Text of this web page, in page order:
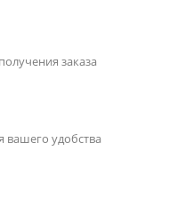
заказа
вашего удобства